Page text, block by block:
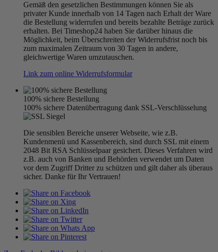
Gemäß den gesetzlichen Bestimmungen können Sie als
privater Kunde innerhalb von 14 Tagen nach Erhalt der Ware
die Bestellung widerrufen und bereits bezahlte Beträge zurück
erhalten. Bei Timeshop24 haben Sie darüber hinaus die
Möglichkeit, beim Überschreiten der Widerrufsfrist noch bis
zum maximalen Zeitraum von 30 Tagen in andere,
gleichwertige Waren umzutauschen.
Link zum online Widerrufsformular
100% sichere Bestellung
100% sichere Datenübertragung dank SSL-Verschlüsselung
Die sensiblen Bereiche unserer Webseite, wie z.B.
Kundenmenü und Kassenbereich, sind durch SSL mit einem
2048 Bit RSA Schlüsselpaar gesichert. Dieses Verfahren wird
z.B. auch von Banken und Behörden verwendet um Daten
vor dem Zugriff Dritter zu schützen und gilt daher als überaus
sicher. Danke für Ihr Vertrauen!